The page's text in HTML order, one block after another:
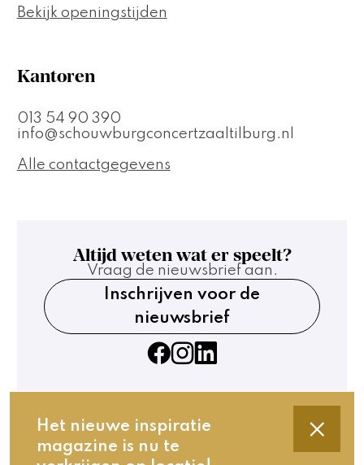
Het nieuwe inspiratie
magazine is nu te
Bekijk openingstijden
Kantoren
013 54 90 390
info@schouwburgconcertzaaltilburg.nl
Alle contactgegevens
Altijd weten wat er speelt?
Vraag de nieuwsbrief aan.
Inschrijven voor de
nieuwsbrief
Contact